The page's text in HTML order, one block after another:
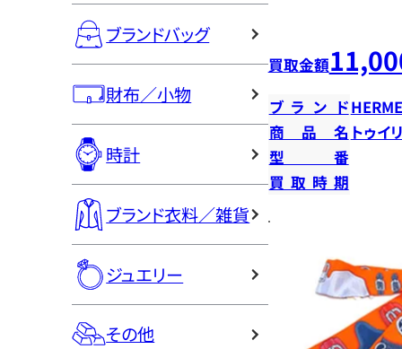
ブランドバッグ
財布／小物
時計
ブランド衣料／雑貨
ジュエリー
その他
買取金額
ブランド
商品名 トゥイ
型番
買取時期